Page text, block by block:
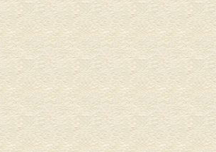
ーム・バリアフリ
リフォーム
水回りリフ